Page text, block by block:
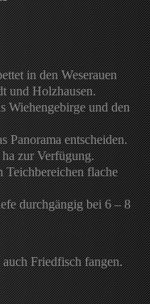
in den Weserauen
und Holzhausen.
Wiehengebirge und den
Panorama entscheiden.
zur Verfügung.
flache
durchgängig bei 6 – 8
Friedfisch fangen.